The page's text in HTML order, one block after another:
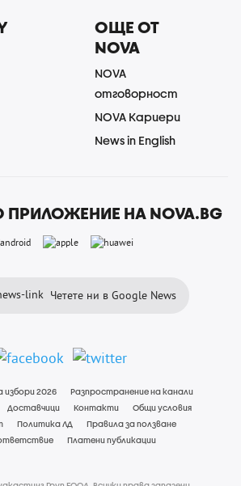
ОЩЕ ОТ
NOVA
NOVA
отговорност
NOVA Кариери
News in English
НА NOVA.BG
Четете ни в Google News
избори 2026
Разпространение на канали
Доставчици Контакти
Общи условия
Политика ЛД
Правила за ползване
Платени публикации